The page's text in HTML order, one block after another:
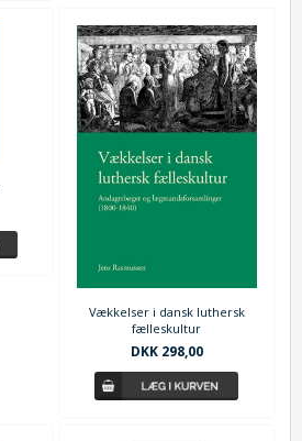
Vækkelser i dansk luthersk
fælleskultur
DKK 298,00